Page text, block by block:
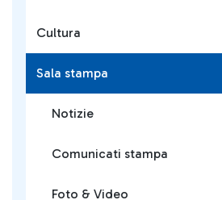
Cultura
Sala stampa
Notizie
Comunicati stampa
Foto & Video